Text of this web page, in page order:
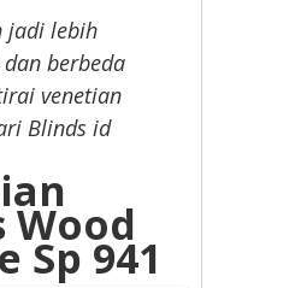
jadi lebih
berbeda
venetian
Blinds id
Wood
Sp 941